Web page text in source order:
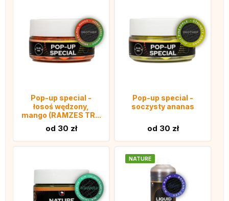
Pop-up special -
łosoś wędzony,
mango (RAMZES TR...
od 30 zł
Pop-up special -
soczysty ananas
od 30 zł
NATURE